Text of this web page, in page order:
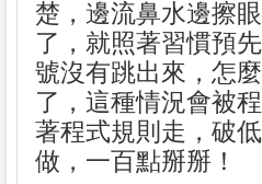
楚，邊流鼻水邊擦
了，就照著習慣預
號沒有跳出來，怎
了，這種情況會被
著程式規則走，破
做，一百點掰掰！